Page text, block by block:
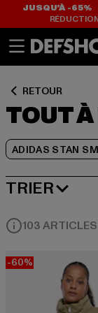
JUSQU’À -65%
RETOUR
TOUT
ADIDAS STAN
TRIER
REMISE LA
103 ARTICLES
-60%